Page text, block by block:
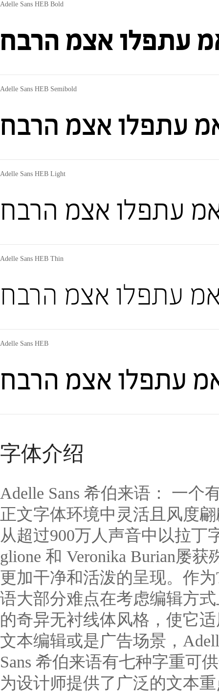
Adelle Sans HEB Bold
עתפלו אצמ הרבח
Adelle Sans HEB Semibold
עתפלו אצמ הרבח
Adelle Sans HEB Light
עתפלו אצמ הרבח
Adelle Sans HEB Thin
עתפלו אצמ הרבח
Adelle Sans HEB
עתפלו אצמ הרבח
字体介绍
Adelle Sans 希伯来语： 一
正文字体环境中灵活且风度翩
从超过900万人声音中以拉丁
glione 和 Veronika Burian屡
更加干净和活泼的呈现。作为
语大部分难点在考虑编辑方
的奇异无衬线体风格，使它
文本编辑或是广告场景，
Sans 希伯来语有七种字重可
为设计师提供了广泛的文本